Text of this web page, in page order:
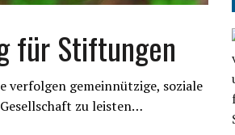
für Stiftungen
verfolgen gemeinnützige, soziale
zu leisten…